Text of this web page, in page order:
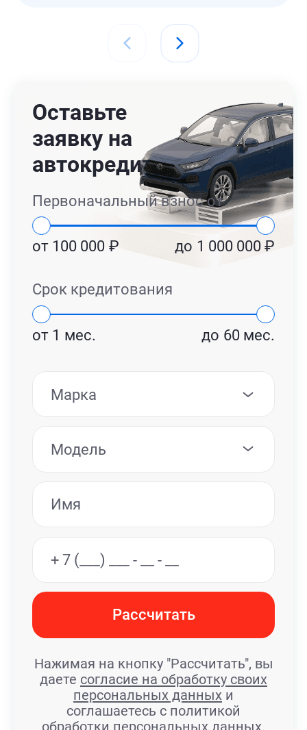
Оставьте
заявку на
автокредит
Первоначальный взнос от
от 100 000 ₽ до 1 000 000 ₽
Срок кредитования
от 1 мес. до 60 мес.
Марка
Модель
Рассчитать
Нажимая на кнопку "Рассчитать", вы
даете согласие на обработку своих
персональных данных и
соглашаетесь с политикой